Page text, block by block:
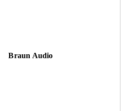
Braun Audio